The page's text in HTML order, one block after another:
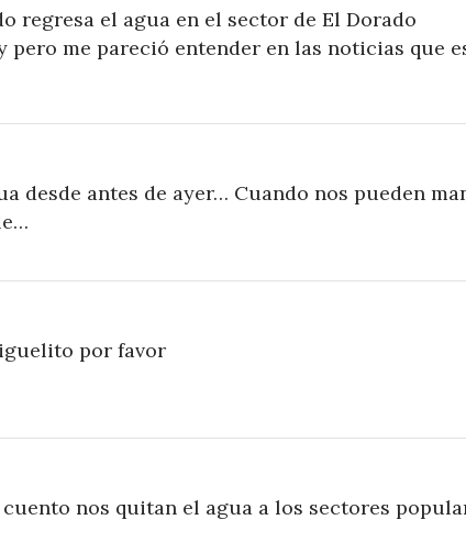
regresa el agua en el sector de El Dorado
pero me pareció entender en las noticias que
desde antes de ayer… Cuando nos pueden
por favor
nos quitan el agua a los sectores